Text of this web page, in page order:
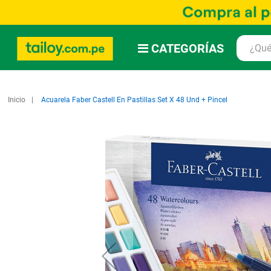
CATEGORÍAS
Inicio Acuarela Faber Castell En Pastillas Set X 48 Und + Pincel